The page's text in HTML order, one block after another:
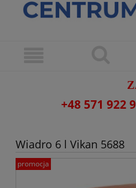
+48 571 922
Wiadro 6 l Vikan 5688
promocja